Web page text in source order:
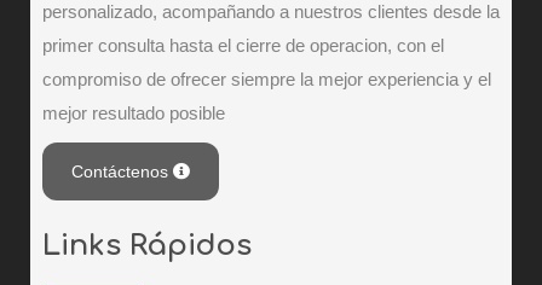
personalizado, acompañando a nuestros clientes desde la
primer consulta hasta el cierre de operacion, con el
compromiso de ofrecer siempre la mejor experiencia y el
mejor resultado posible
Contáctenos
Links Rápidos